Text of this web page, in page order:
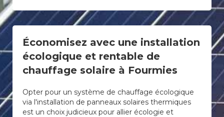
Économisez avec une installation
écologique et rentable de
chauffage solaire à Fourmies
Opter pour un système de chauffage écologique
via l'installation de panneaux solaires thermiques
est un choix judicieux pour allier écologie et